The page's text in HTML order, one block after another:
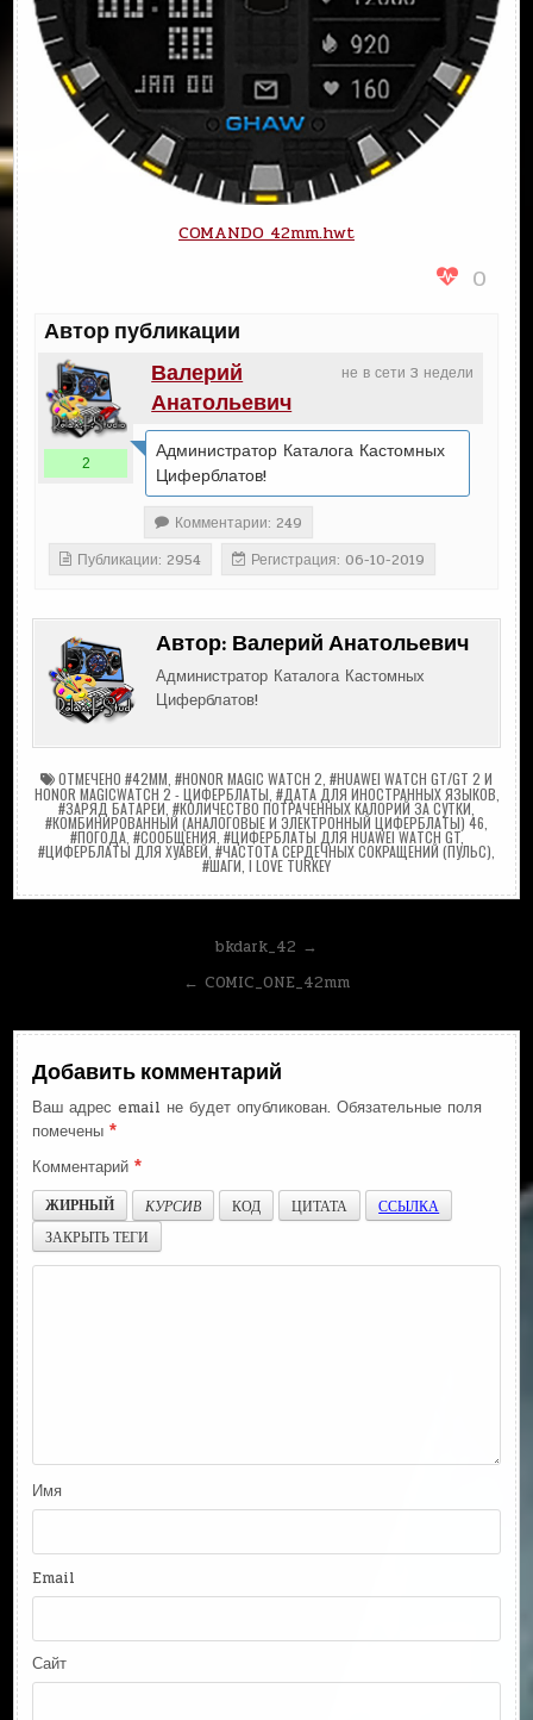
COMANDO 42mm.hwt
0
Автор публикации
не в сети 3 недели
Валерий
Анатольевич
2
Администратор Каталога Кастомных
Циферблатов!
Комментарии: 249
Публикации: 2954
Регистрация: 06-10-2019
Автор: Валерий Анатольевич
Администратор Каталога Кастомных
Циферблатов!
ОТМЕЧЕНО #42MM #HONOR MAGIC WATCH 2 #HUAWEI WATCH GT/GT 2 И
HONOR MAGICWATCH 2 - ЦИФЕРБЛАТЫ #ДАТА ДЛЯ ИНОСТРАННЫХ ЯЗЫКОВ
#ЗАРЯД БАТАРЕИ #КОЛИЧЕСТВО ПОТРАЧЕННЫХ КАЛОРИЙ ЗА СУТКИ
#КОМБИНИРОВАННЫЙ (АНАЛОГОВЫЕ И ЭЛЕКТРОННЫЙ ЦИФЕРБЛАТЫ) 46
#ПОГОДА, #СООБЩЕНИЯ #ЦИФЕРБЛАТЫ ДЛЯ HUAWEI WATCH GT,
#ЦИФЕРБЛАТЫ ДЛЯ ХУАВЕЙ #ЧАСТОТА СЕРДЕЧНЫХ СОКРАЩЕНИЙ (ПУЛЬС)
#ШАГИ I LOVE TURKEY
bkdark_42 →
← COMIC_ONE_42mm
Добавить комментарий
Ваш адрес email не будет опубликован. Обязательные поля
помечены*
Комментарий*
ЖИРНЫЙ
КУРСИВ КОД ЦИТАТА
ССЫЛКА
ЗАКРЫТЬ ТЕГИ
Имя
Email
Сайт